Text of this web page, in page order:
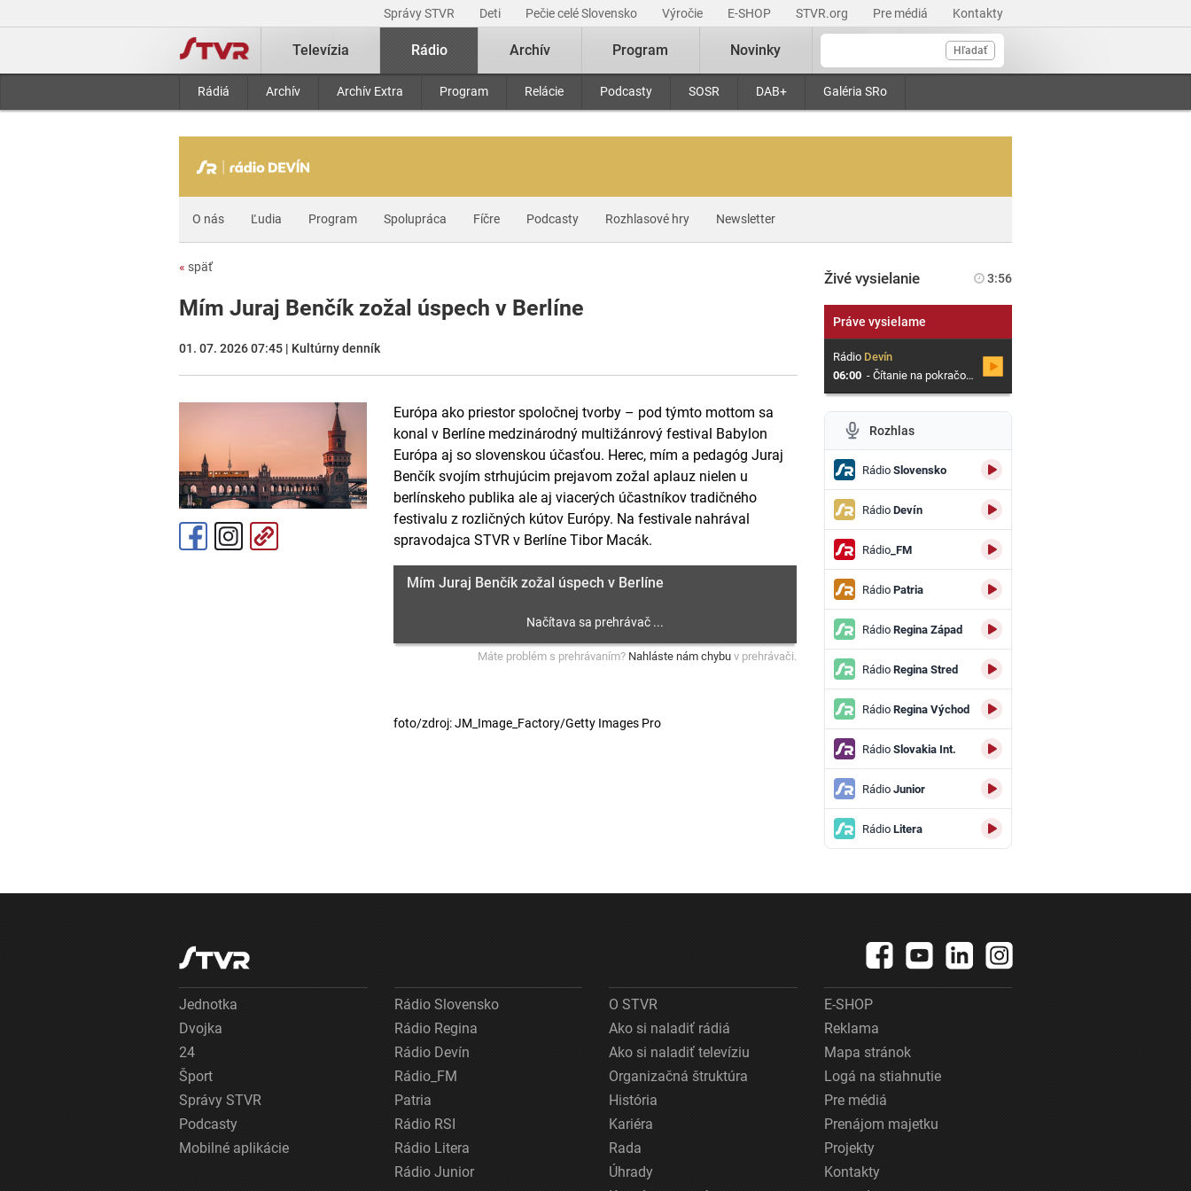
Správy STVR Deti Pečie celé Slovensko Výročie E-SHOP STVR.org Pre médiá Kontakty
Hľadať
Televízia Rádio
Rádiá Archív Archív Extra Program Relácie Podcasty SOSR DAB+ Galéria SRo
Archív Program Novinky
O nás Ľudia Program Spolupráca Fíčre Podcasty Rozhlasové hry Newsletter
« späť
Mím Juraj Benčík zožal úspech v Berlíne
01. 07. 2026 07:45 | Kultúrny denník
Európa ako priestor spoločnej tvorby – pod týmto mottom sa
konal v Berlíne medzinárodný multižánrový festival Babylon
Európa aj so slovenskou účasťou. Herec, mím a pedagóg Juraj
Benčík svojím strhujúcim prejavom zožal aplauz nielen u
berlínskeho publika ale aj viacerých účastníkov tradičného
festivalu z rozličných kútov Európy. Na festivale nahrával
spravodajca STVR v Berlíne Tibor Macák.
Mím Juraj Benčík zožal úspech v Berlíne
Máte problém s prehrávaním? Nahláste nám chybu v prehrávači.
foto/zdroj: JM_Image_Factory/Getty Images Pro
Živé vysielanie 3:56
Práve vysielame
RádioDevín
06:00 - Čítanie na pokračovanie
Rozhlas
RádioSlovensko
RádioDevín
Rádio_FM
RádioPatria
RádioRegina Západ
RádioRegina Stred
RádioRegina Východ
RádioSlovakia Int.
RádioJunior
RádioLitera
Jednotka
Dvojka
24
Šport
Správy STVR
Podcasty
Mobilné aplikácie
Rádio Slovensko
Rádio Regina
Rádio Devín
Rádio_FM
Patria
Rádio RSI
Rádio Litera
Rádio Junior
O STVR
Ako si naladiť rádiá
Ako si naladiť televíziu
Organizačná štruktúra
História
Kariéra
Rada
Úhrady
E-SHOP
Reklama
Mapa stránok
Logá na stiahnutie
Pre médiá
Prenájom majetku
Projekty
Kontakty